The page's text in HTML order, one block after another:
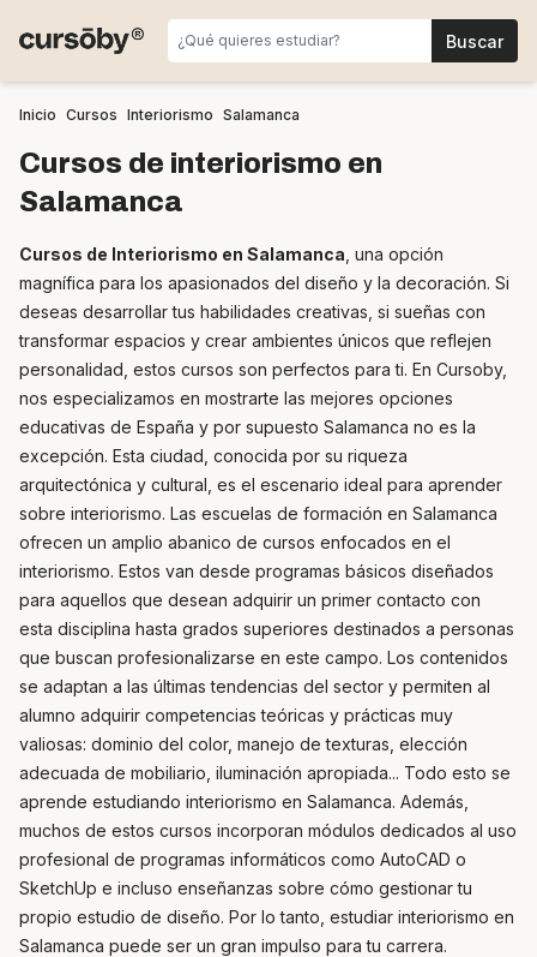
Inicio Cursos Interiorismo Salamanca
Cursos de interiorismo en
Salamanca
Cursos de Interiorismo en Salamanca , una opción
magnífica para los apasionados del diseño y la decoración. Si
deseas desarrollar tus habilidades creativas, si sueñas con
transformar espacios y crear ambientes únicos que reflejen
personalidad, estos cursos son perfectos para ti. En Cursoby,
nos especializamos en mostrarte las mejores opciones
educativas de España y por supuesto Salamanca no es la
excepción. Esta ciudad, conocida por su riqueza
arquitectónica y cultural, es el escenario ideal para aprender
sobre interiorismo. Las escuelas de formación en Salamanca
ofrecen un amplio abanico de cursos enfocados en el
interiorismo. Estos van desde programas básicos diseñados
para aquellos que desean adquirir un primer contacto con
esta disciplina hasta grados superiores destinados a personas
que buscan profesionalizarse en este campo. Los contenidos
se adaptan a las últimas tendencias del sector y permiten al
alumno adquirir competencias teóricas y prácticas muy
valiosas: dominio del color, manejo de texturas, elección
adecuada de mobiliario, iluminación apropiada... Todo esto se
aprende estudiando interiorismo en Salamanca. Además,
muchos de estos cursos incorporan módulos dedicados al uso
profesional de programas informáticos como AutoCAD o
SketchUp e incluso enseñanzas sobre cómo gestionar tu
propio estudio de diseño. Por lo tanto, estudiar interiorismo en
Salamanca puede ser un gran impulso para tu carrera.